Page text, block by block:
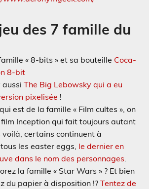
des 7 famille du
« 8-bits » et sa bouteille Coca-
8-bit
aussi The Big Lebowsky qui a eu
pixelisée !
est de la famille « Film cultes », on
Inception qui fait toujours autant
voilà, certains continuent à
les easter eggs, le dernier en
dans le nom des personnages.
la famille « Star Wars » ? Et bien
du papier à disposition !? Tentez de